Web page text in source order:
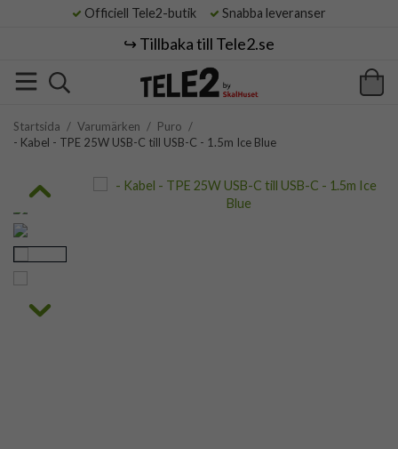
Officiell Tele2-butik Snabba leveranser
↪️ Tillbaka till Tele2.se
Startsida / Varumärken / Puro /
- Kabel - TPE 25W USB-C till USB-C - 1.5m Ice Blue